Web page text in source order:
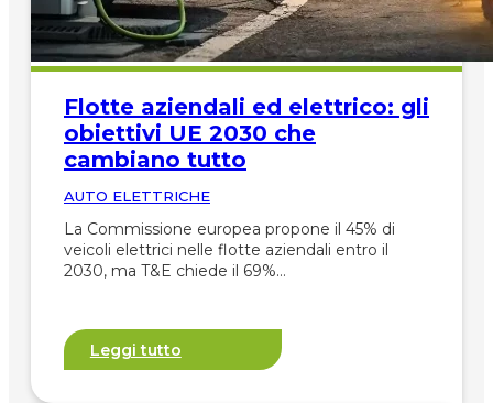
Flotte aziendali ed elettrico: gli
obiettivi UE 2030 che
cambiano tutto
AUTO ELETTRICHE
La Commissione europea propone il 45% di
veicoli elettrici nelle flotte aziendali entro il
2030, ma T&E chiede il 69%…
Leggi tutto